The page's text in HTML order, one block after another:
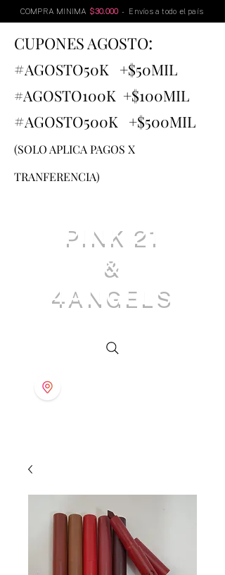
COMPRA MINIMA $30.000 - Envíos a todo el país
CUPONES AGOSTO:
#AGOSTO50K +$50MIL
#AGOSTO100K +$100MIL
#AGOSTO500K +$500MIL
(SOLO APLICA PAGOS X
TRANFERENCIA)
PINK 21
&
4ANGELS